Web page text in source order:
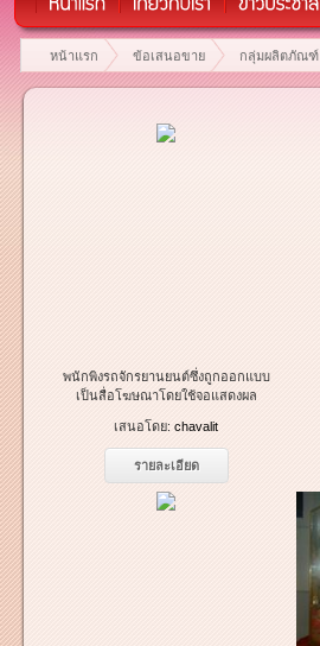
หน้าแรก ข้อเสนอขาย กลุ่มผลิตภัณฑ์
พนักพิงรถจักรยานยนต์ซึ่งถูกออกแบบ
เป็นสื่อโฆษณาโดยใช้จอแสดงผล
เสนอโดย: chavalit
รายละเอียด